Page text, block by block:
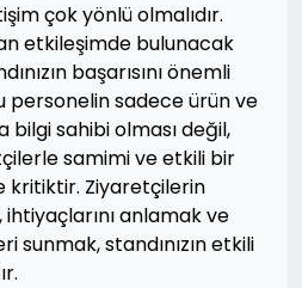
çok yönlü olmalıdır.
etkileşimde bulunacak
başarısını önemli
personelin sadece ürün ve
bilgi sahibi olması değil,
samimi ve etkili bir
kritiktir. Ziyaretçilerin
ihtiyaçlarını anlamak ve
sunmak, standınızın etkili